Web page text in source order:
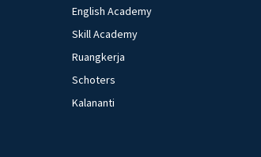
English Academy
Skill Academy
Ruangkerja
Schoters
Kalananti